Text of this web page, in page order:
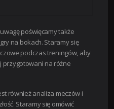
poświęcamy także
na bokach. Staramy się
podczas treningów, aby
przygotowani na różne
również analiza meczów i
Staramy się omówić